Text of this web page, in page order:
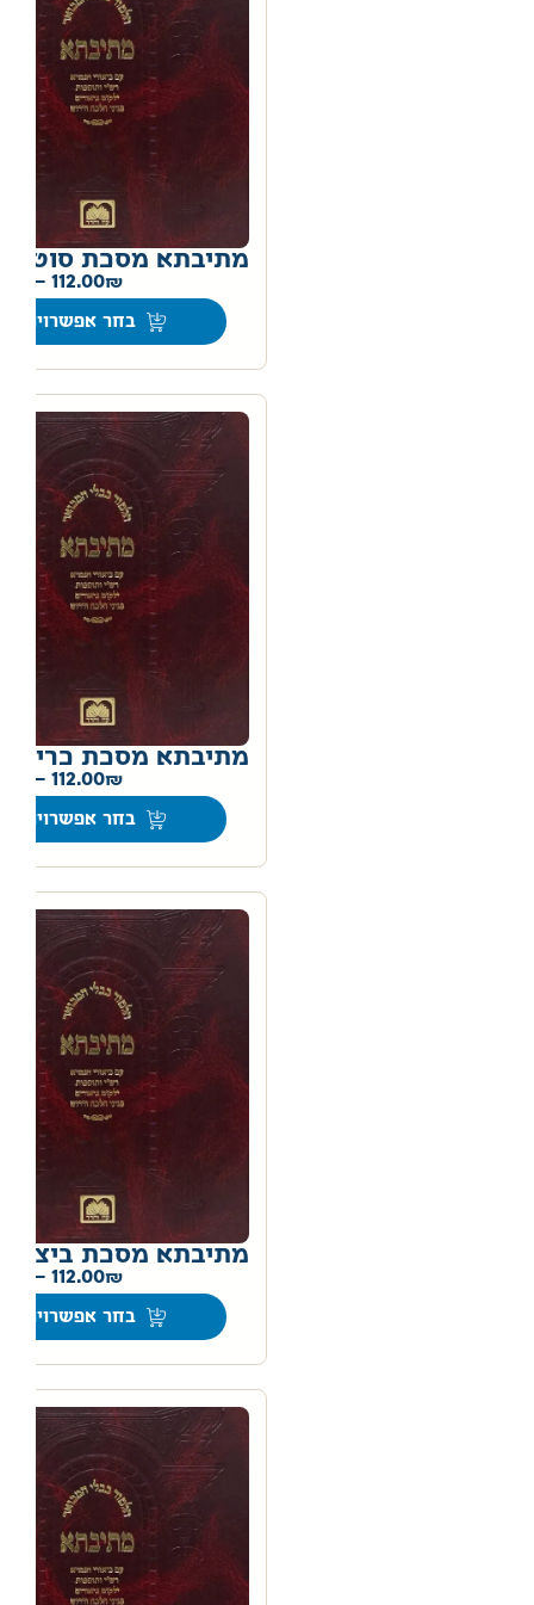
מתיבתא מסכת סוטה
112.00
–
בחר אפשרויות
מתיבתא מסכת
112.00
–
בחר אפשרויות
מתיבתא מסכת ביצה
112.00
–
בחר אפשרויות